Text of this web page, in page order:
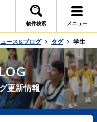
物件検索 メニュー
ース&ブログ タグ 学生
更新情報